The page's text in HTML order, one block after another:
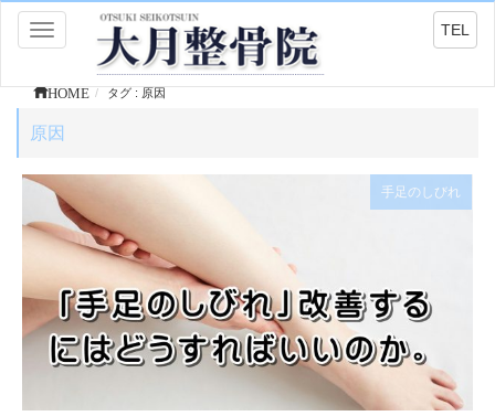
Toggle
navigation
TEL
HOME タグ : 原因
原因
手足のしびれ